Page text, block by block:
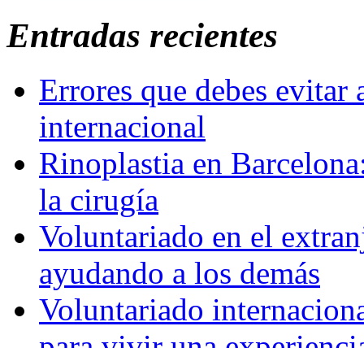
Entradas recientes
Errores que debes
internacional
Rinoplastia en
la cirugía
Voluntariado en el
ayudando a los demás
Voluntariado